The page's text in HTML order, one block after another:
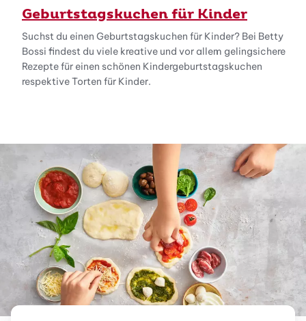
Geburtstagskuchen für Kinder
Suchst du einen Geburtstagskuchen für Kinder? Bei Betty
Bossi findest du viele kreative und vor allem gelingsichere
Rezepte für einen schönen Kindergeburtstagskuchen
respektive Torten für Kinder.